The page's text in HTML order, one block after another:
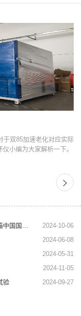
于双85加速老化对应实际
小编为大家解析一下。
2024-10-06
2024-06-08
2024-05-31
2024-11-05
验
2024-09-27